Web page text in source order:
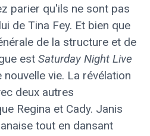
parier qu'ils ne sont pas
de Tina Fey. Et bien que
de la structure et de
est Saturday Night Live
nouvelle vie. La révélation
deux autres
Regina et Cady. Janis
tout en dansant